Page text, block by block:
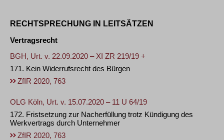
RECHTSPRECHUNG IN LEITSÄTZEN
Vertragsrecht
BGH, Urt. v. 22.09.2020 – XI ZR 219/19 +
171. Kein Widerrufsrecht des Bürgen
ZfIR 2020, 763
OLG Köln, Urt. v. 15.07.2020 – 11 U 64/19
172. Fristsetzung zur Nacherfüllung trotz Kündigung des
Werkvertrags durch Unternehmer
ZfIR 2020, 763